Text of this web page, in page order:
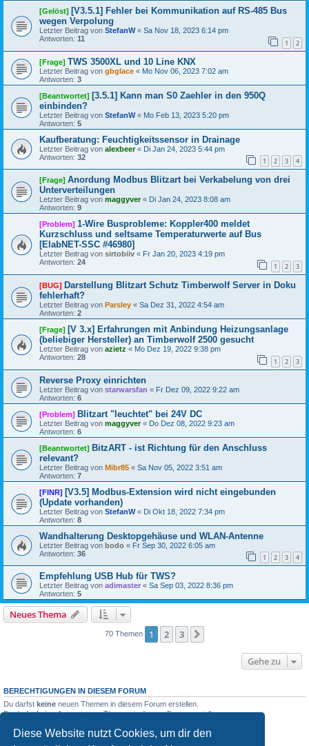
Diese Website nutzt Cookies, um dir den
[Gelöst] [V3.5.1] Fehler bei Kommunikation auf RS-485 Bus
wegen Verpolung
Letzter Beitrag von StefanW« Sa Nov 18, 2023 6:14 pm
Antworten: 11 1 2
[Frage] TWS 3500XL und 10 Line KNX
Letzter Beitrag von gbglace « Mo Nov 06, 2023 7:02 am
Antworten: 3
[Beantwortet] [3.5.1] Kann man S0 Zaehler in den 950Q
einbinden?
Letzter Beitrag von StefanW« Mo Feb 13, 2023 5:20 pm
Antworten: 5
Kaufberatung: Feuchtigkeitssensor in Drainage
Letzter Beitrag von alexbeer« Di Jan 24, 2023 5:44 pm
Antworten: 32 1 2 3 4
[Frage] Anordung Modbus Blitzart bei Verkabelung von drei
Unterverteilungen
Letzter Beitrag von maggyver« Di Jan 24, 2023 8:08 am
Antworten: 9
[Problem] 1-Wire Busprobleme: Koppler400 meldet
Kurzschluss und seltsame Temperaturwerte auf Bus
[ElabNET-SSC #46980]
Letzter Beitrag von sirtobiiv « Fr Jan 20, 2023 4:19 pm
Antworten: 24 1 2 3
[BUG] Darstellung Blitzart Schutz Timberwolf Server in Doku
fehlerhaft?
Letzter Beitrag von Parsley « Sa Dez 31, 2022 4:54 am
Antworten: 2
[Frage] [V 3.x] Erfahrungen mit Anbindung Heizungsanlage
(beliebiger Hersteller) an Timberwolf 2500 gesucht
Letzter Beitrag von azietz « Mo Dez 19, 2022 9:38 pm
Antworten: 28 1 2 3
Reverse Proxy einrichten
Letzter Beitrag von starwarsfan « Fr Dez 09, 2022 9:22 am
Antworten: 6
[Problem] Blitzart "leuchtet" bei 24V DC
Letzter Beitrag von maggyver« Do Dez 08, 2022 9:23 am
Antworten: 6
[Beantwortet] BitzART - ist Richtung für den Anschluss
relevant?
Letzter Beitrag von Mibr85 « Sa Nov 05, 2022 3:51 am
Antworten: 7
[FINR] [V3.5] Modbus-Extension wird nicht eingebunden
(Update vorhanden)
Letzter Beitrag von StefanW« Di Okt 18, 2022 7:34 pm
Antworten: 8
Wandhalterung Desktopgehäuse und WLAN-Antenne
Letzter Beitrag von bodo « Fr Sep 30, 2022 6:05 am
Antworten: 36 1 2 3 4
Empfehlung USB Hub für TWS?
Letzter Beitrag von adimaster « Sa Sep 03, 2022 8:36 pm
Antworten: 5
Neues Thema
70 Themen 1 2 3
Gehe zu
BERECHTIGUNGEN IN DIESEM FORUM
Du darfst keine neuen Themen in diesem Forum erstellen.
Du darfstkeineAntworten zu Themen in diesem Forum erstellen.
Du darfst deine Beiträge in diesem Forumnicht löschen.